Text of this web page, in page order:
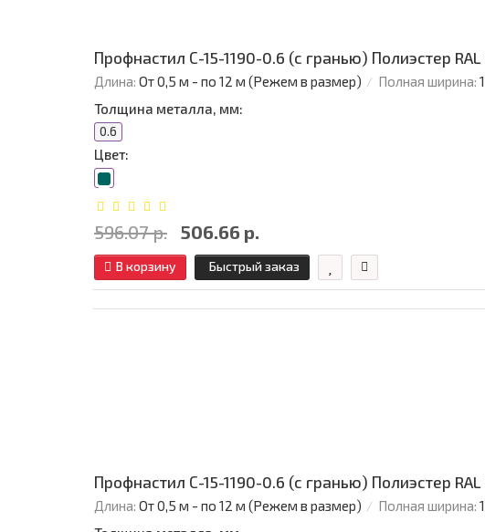
Профнастил С-15-1190-0.6 (с гранью) Полиэстер RAL
Длина: От 0,5 м - по 12 м (Режем в размер) Полная ширина:
Толщина металла, мм:
0.6
Цвет:
596.07 р. 506.66 р.
В корзину Быстрый заказ
Профнастил С-15-1190-0.6 (с гранью) Полиэстер
Длина: От 0,5 м - по 12 м (Режем в размер) Полная ширина: